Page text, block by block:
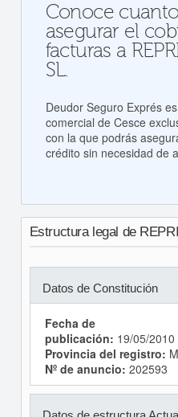
Conoce
asegurar el
facturas a
SL.
Deudor Seguro Exprés
comercial de Cesce
con la que podrás
crédito sin necesidad de
Estructura legal de
Datos de Constitución
Fecha de
publicación: 19/05/2010
Provincia del registro:
Nº de anuncio: 202593